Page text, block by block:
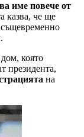
име повече от
казва, че ще
която
президента,
на